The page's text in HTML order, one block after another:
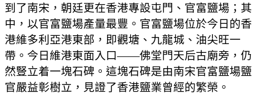
到了南宋，朝廷更在香港專設屯門、官富鹽場；其
中，以官富鹽場產量最豐。官富鹽場位於今日的香
港維多利亞港東部，即觀塘、九龍城、油尖旺一
帶。今日維港東面入口——佛堂門天后古廟旁，仍
然豎立着一塊石碑。這塊石碑是由南宋官富鹽場鹽
官嚴益彰樹立，見證了香港鹽業曾經的繁榮。